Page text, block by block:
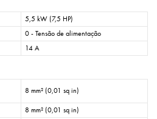
5,5 kW (7,5 HP)
0 - Tensão de alimentação
14 A
8 mm² (0,01 sq in)
8 mm² (0,01 sq in)